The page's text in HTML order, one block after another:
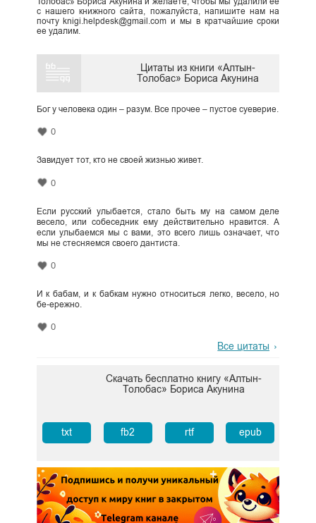
с нашего книжного сайта, пожалуйста, напишите нам на
почту knigi.helpdesk@gmail.com и мы в кратчайшие сроки
ее удалим.
Цитаты из книги «Алтын-
Толобас» Бориса Акунина
Бог у человека один – разум. Все прочее – пустое суеверие.
0
Завидует тот, кто не своей жизнью живет.
0
Если русский улыбается, стало быть му на самом деле
весело, или собеседник ему действительно нравится. А
если улыбаемся мы с вами, это всего лишь означает, что
мы не стесняемся своего дантиста.
0
И к бабам, и к бабкам нужно относиться легко, весело, но
бе-ережно.
0
Все цитаты
Скачать бесплатно книгу «Алтын-
Толобас» Бориса Акунина
txt fb2 rtf epub